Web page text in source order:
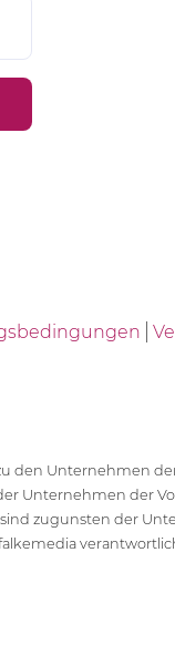
den Unternehmen
Unternehmen der
zugunsten der